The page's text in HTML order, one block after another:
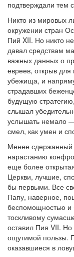
подтверждали тем
Никто из мировых
окружении стран
Пий XII. Но никто
давал средствам
важных данных о
евреев, открыв
убежища, и
страдавших
будущую
слышал
услышать немало —
смел, как умен и
Менее сдержанный
нарастанию
еще более
Церкви, лучшие,
бы первыми. Все
Папу, наверное,
беспомощностью и
тоскливому
оставил Пия VII. Но
ощутимой пользы.
оказавшиеся в